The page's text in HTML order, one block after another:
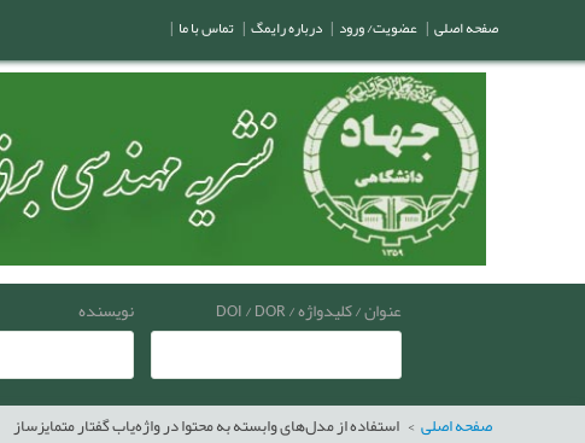
عنوان / کلیدواژه / DOI / DOR نویسنده
صفحه اصلی استفاده از مدل‌های وابسته به محتوا در واژه‌ياب گفتار متمايزساز
صفحه اصلی | عضویت/ ورود | درباره رایمگ | تماس با ما |